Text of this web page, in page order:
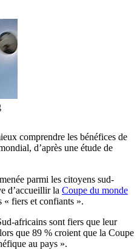
comprendre les bénéfices de
d’après une étude de
parmi les citoyens sud-
d’accueillir la Coupe du monde
« fiers et confiants ».
africains sont fiers que leur
que 89 % croient que la Coupe
au pays ».